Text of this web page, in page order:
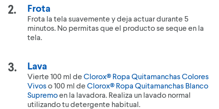
Frota
Frota la tela suavemente y deja actuar durante 5
minutos. No permitas que el producto se seque en la
tela.
Lava
Vierte 100 ml de Clorox® Ropa Quitamanchas Colores
Vivoso 100 ml de Clorox® Ropa Quitamanchas Blanco
Supremoen la lavadora. Realiza un lavado normal
utilizando tu detergente habitual.